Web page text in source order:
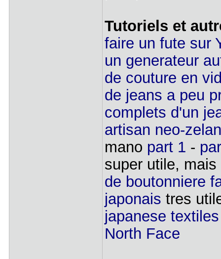
Tutoriels et
faire un fute sur
un generateur
de couture en
de jeans a peu
complets d'un
artisan neo-
mano part 1 -
super utile,
de boutonniere
japonais tres
japanese textiles
North Face